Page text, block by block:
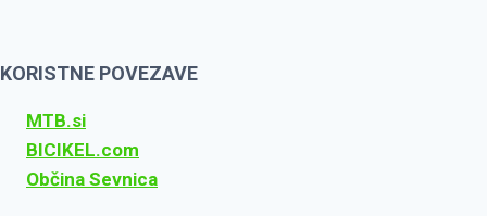
KORISTNE POVEZAVE
MTB.si
BICIKEL.com
Občina Sevnica